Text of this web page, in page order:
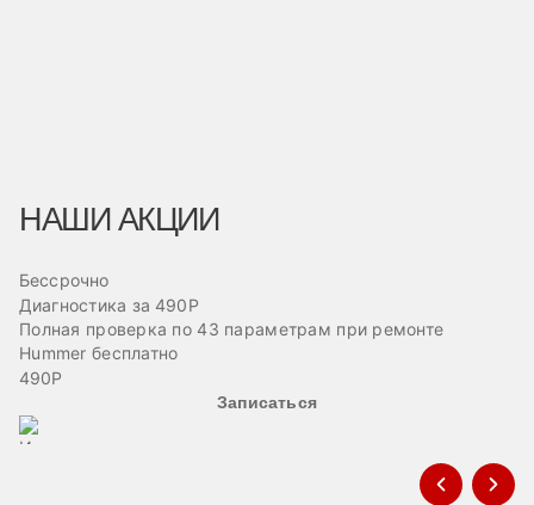
НАШИ АКЦИИ
Бессрочно
Диагностика за 490Р
Полная проверка по 43 параметрам при ремонте
Hummer бесплатно
490Р
Записаться